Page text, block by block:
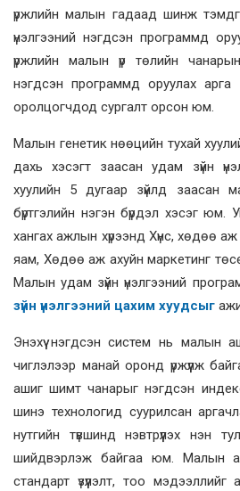
үржлийн малын гадаад шинж
үнэлгээний нэгдсэн программд
үржлийн малын үр төлийн чанарын
нэгдсэн программд оруулах арга
оролцогчдод сургалт орсон юм.
Малын генетик нөөцийн тухай
дахь хэсэгт заасан удам зүйн
хуулийн 5 дугаар зүйлд заасан
бүртгэлийн нэгэн бүрдэл хэсэг юм.
хангах ажлын хүрээнд Хүнс, хөдөө аж
яам, Хөдөө аж ахуйн маркетинг
Малын удам зүйн үнэлгээний
зүйн үнэлгээний цахим хуудсыг
Энэхүү нэгдсэн систем нь малын
чиглэлээр манай оронд үржүүлж
ашиг шимт чанарыг нэгдсэн
шинэ технологид суурилсан
нутгийн түвшинд нэвтрүүлэх нэн
шийдвэрлэж байгаа юм. Малын
стандарт үзүүлэлт, тоо